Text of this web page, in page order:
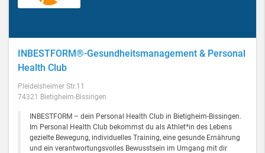
INBESTFORM®-Gesundheitsmanagement & Personal
Health Club
Pleidelsheimer Str.11
74321 Bietigheim-Bissingen
INBESTFORM – dein Personal Health Club in Bietigheim-Bissingen.
Im Personal Health Club bekommst du als Athlet*in des Lebens
gezielte Bewegung, individuelles Training, eine gesunde Ernährung
und ein verantwortungsvolles Bewusstsein im Umgang mit dir